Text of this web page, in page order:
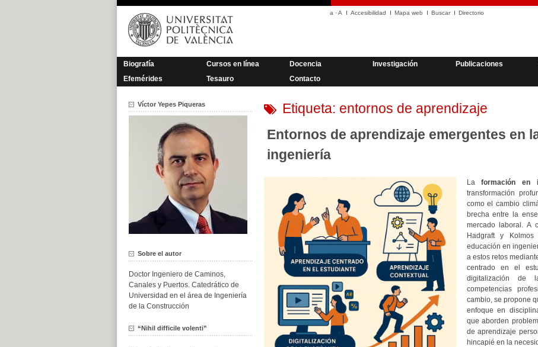
Saltar
contenido
a ·A Accesibilidad Mapa web Buscar Directorio
Biografía Cursos en línea Docencia Investigación Publicaciones
Efemérides
Tesauro Contacto
Etiqueta: entornos de aprendizaje
Entornos de aprendizaje emergentes en
ingeniería
Laformación en
transformación
como el cambio
brecha entre la
mercado laboral. A
Hadgraft y
educación en
a estos retos
centrado en el
digitalización de
competencias
cambio, se propone
enfoque en
que aborden
de aprendizaje
hincapié en la
Víctor Yepes Piqueras
Sobre el autor
Doctor Ingeniero de Caminos,
Canales y Puertos. Catedrático de
Universidad en el área de Ingeniería
de la Construcción
“Nihil difficile volenti”